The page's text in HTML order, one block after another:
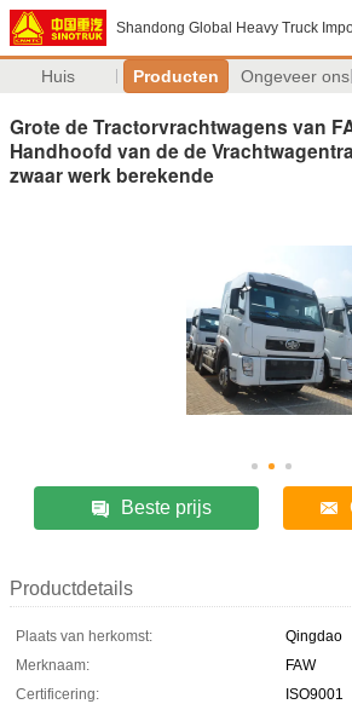
Shandong Global Heavy Truck
Huis Producten Ongeveer ons
Grote de Tractorvrachtwagens van
Handhoofd van de de
zwaar werk berekende
Beste prijs
Productdetails
Plaats van herkomst:
Qingdao
Merknaam:
FAW
Certificering:
ISO9001